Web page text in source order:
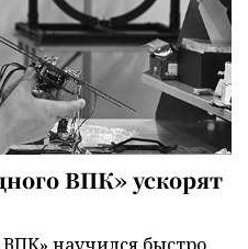
ВПК» ускорят
научился быстро